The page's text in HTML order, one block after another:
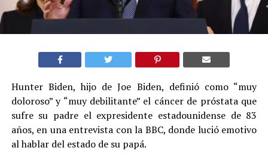
Hunter Biden, hijo de Joe Biden, definió como “muy
doloroso” y “muy debilitante” el cáncer de próstata que
sufre su padre el expresidente estadounidense de 83
años, en una entrevista con la BBC, donde lució emotivo
al hablar del estado de su papá.